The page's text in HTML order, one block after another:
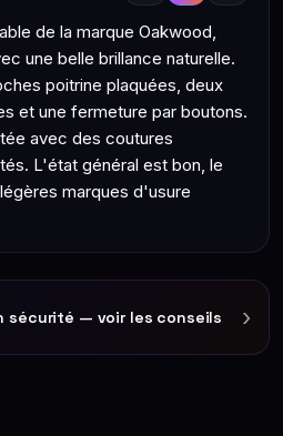
de la marque Oakwood,
une belle brillance naturelle.
poitrine plaquées, deux
et une fermeture par boutons.
avec des coutures
L'état général est bon, le
marques d'usure
sécurité — voir les conseils ›